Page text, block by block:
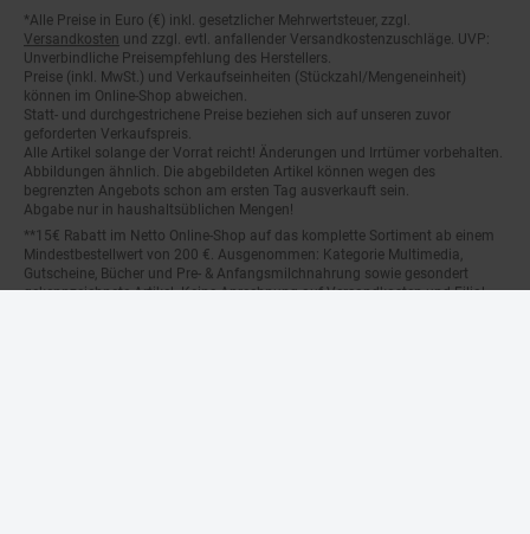
Fußnoten
*Alle Preise in Euro (€) inkl. gesetzlicher Mehrwertsteuer, zzgl.
Versandkostenund zzgl. evtl. anfallender Versandkostenzuschläge. UVP:
Unverbindliche Preisempfehlung des Herstellers.
Preise (inkl. MwSt.) und Verkaufseinheiten (Stückzahl/Mengeneinheit)
können im Online-Shop abweichen.
Statt- und durchgestrichene Preise beziehen sich auf unseren zuvor
geforderten Verkaufspreis.
Alle Artikel solange der Vorrat reicht! Änderungen und Irrtümer vorbehalten.
Abbildungen ähnlich. Die abgebildeten Artikel können wegen des
begrenzten Angebots schon am ersten Tag ausverkauft sein.
Abgabe nur in haushaltsüblichen Mengen!
**15€ Rabatt im Netto Online-Shop auf das komplette Sortiment ab einem
Mindestbestellwert von 200 €. Ausgenommen: Kategorie Multimedia,
Gutscheine, Bücher und Pre- & Anfangsmilchnahrung sowie gesondert
gekennzeichnete Artikel. Keine Anrechnung auf Versandkosten und Filial-